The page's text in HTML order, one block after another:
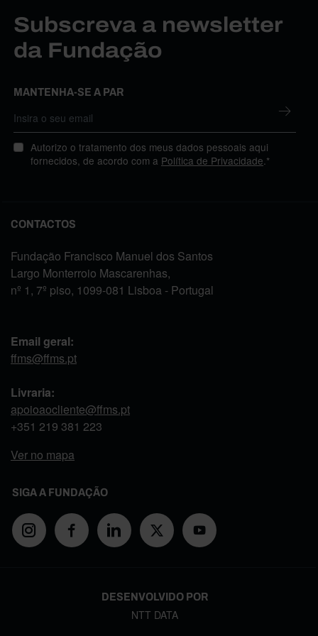
Subscreva a newsletter
da Fundação
MANTENHA-SE A PAR
Autorizo o tratamento dos meus dados pessoais aqui
fornecidos, de acordo com a Política de Privacidade.*
CONTACTOS
Fundação Francisco Manuel dos Santos
Largo Monterroio Mascarenhas,
nº 1, 7º piso, 1099-081 Lisboa - Portugal
Email geral:
ffms@ffms.pt
Livraria:
apoioaocliente@ffms.pt
+351 219 381 223
Ver no mapa
SIGA A FUNDAÇÃO
DESENVOLVIDO POR
NTT DATA